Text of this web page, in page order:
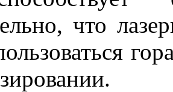
что